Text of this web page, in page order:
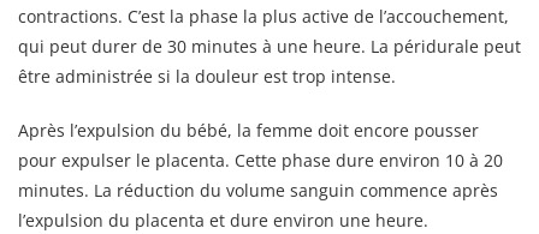
contractions. C’est la phase la plus active de l’accouchement,
qui peut durer de 30 minutes à une heure. La péridurale peut
être administrée si la douleur est trop intense.
Après l’expulsion du bébé, la femme doit encore pousser
pour expulser le placenta. Cette phase dure environ 10 à 20
minutes. La réduction du volume sanguin commence après
l’expulsion du placenta et dure environ une heure.